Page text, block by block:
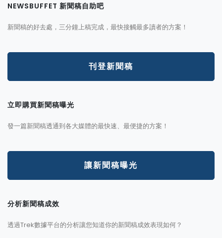
NEWSBUFFET 新聞稿自助吧
新聞稿的好去處，三分鐘上稿完成，最快接觸最多讀者的方案！
刊登新聞稿
立即購買新聞稿曝光
發一篇新聞稿透通到各大媒體的最快速、最便捷的方案！
讓新聞稿曝光
分析新聞稿成效
透過Trek數據平台的分析讓您知道你的新聞稿成效表現如何？